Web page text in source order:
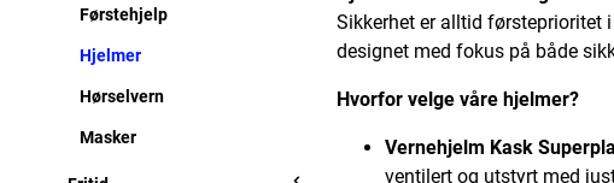
Førstehjelp
Hjelmer
Hørselvern
Masker
Sikkerhet er alltid førsteprioritet
designet med fokus på både
Hvorfor velge våre hjelmer?
Vernehjelm Kask
ventilert og utstyrt med